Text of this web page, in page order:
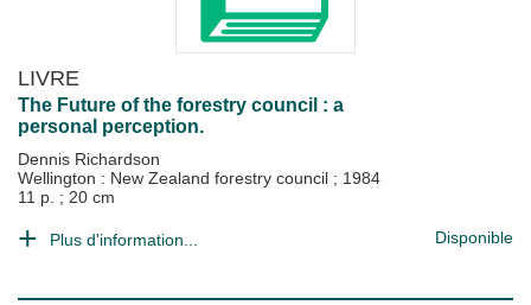
LIVRE
The Future of the forestry council : a
personal perception.
Dennis Richardson
Wellington : New Zealand forestry council ; 1984
11 p. ; 20 cm
Plus d'information... Disponible